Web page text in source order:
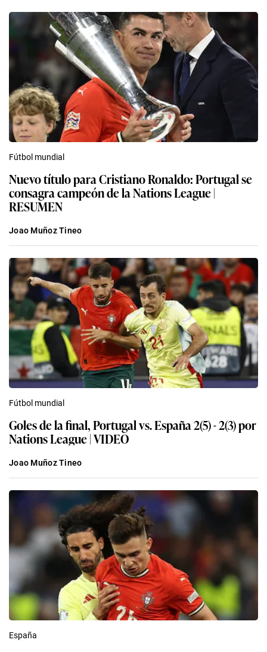
Fútbol mundial
Nuevo título para Cristiano Ronaldo: Portugal se
consagra campeón de la Nations League |
RESUMEN
Joao Muñoz Tineo
Fútbol mundial
Goles de la final, Portugal vs. España 2(5) - 2(3) por
Nations League | VIDEO
Joao Muñoz Tineo
España